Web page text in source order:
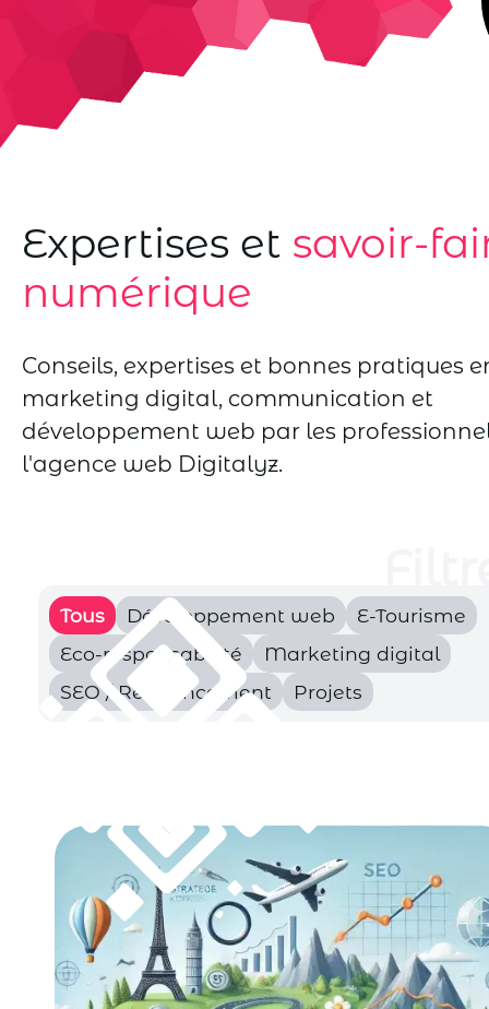
Expertises et savoir-
numérique
Conseils, expertises et bonnes pratiques
marketing digital, communication et
développement web par les
l'agence web Digitalyz.
Tous Développement web
E-Tourisme
Eco-responsabilité
Marketing digital
SEO / Référencement
Projets